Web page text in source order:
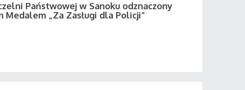
Państwowej w Sanoku odznaczony
Medalem „Za Zasługi dla Policji”